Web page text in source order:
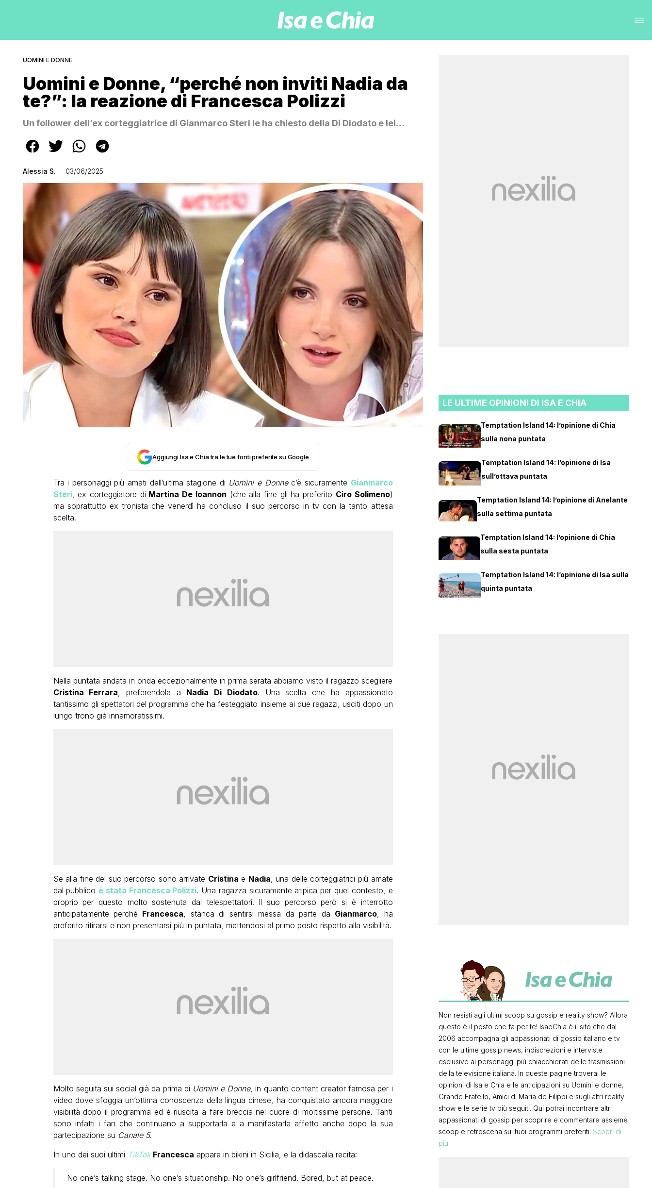
UOMINI E DONNE
Uomini e Donne, “perché non inviti Nadia da
te?”: la reazione di Francesca Polizzi
Un follower dell’ex corteggiatrice di Gianmarco Steri le ha chiesto della Di Diodato e lei…
Alessia S. 03/06/2025
Aggiungi Isa e Chia tra le tue fonti preferite su Google
Tra i personaggi più amati dell’ultima stagione di Uomini e Donnec’è sicuramente Gianmarco
Steri, ex corteggiatore di Martina De Ioannon (che alla fine gli ha preferito Ciro Solimeno)
ma soprattutto ex tronista che venerdì ha concluso il suo percorso in tv con la tanto attesa
scelta.
Nella puntata andata in onda eccezionalmente in prima serata abbiamo visto il ragazzo scegliere
Cristina Ferrara, preferendola a Nadia Di Diodato. Una scelta che ha appassionato
tantissimo gli spettatori del programma che ha festeggiato insieme ai due ragazzi, usciti dopo un
lungo trono già innamoratissimi.
Se alla fine del suo percorso sono arrivate Cristina e Nadia, una delle corteggiatrici più amate
dal pubblico è stata Francesca Polizzi. Una ragazza sicuramente atipica per quel contesto, e
proprio per questo molto sostenuta dai telespettatori. Il suo percorso però si è interrotto
anticipatamente perché Francesca, stanca di sentirsi messa da parte da Gianmarco, ha
preferito ritirarsi e non presentarsi più in puntata, mettendosi al primo posto rispetto alla visibilità.
Molto seguita sui social già da prima di Uomini e Donne, in quanto content creator famosa per i
video dove sfoggia un’ottima conoscenza della lingua cinese, ha conquistato ancora maggiore
visibilità dopo il programma ed è riuscita a fare breccia nel cuore di moltissime persone. Tanti
sono infatti i fan che continuano a supportarla e a manifestarle affetto anche dopo la sua
partecipazione su Canale 5.
In uno dei suoi ultimi TikTok Francesca appare in bikini in Sicilia, e la didascalia recita:
No one’s talking stage. No one’s situationship. No one’s girlfriend. Bored, but at peace.
LE ULTIME OPINIONI DI ISA E CHIA
Temptation Island 14: l’opinione di Chia
sulla nona puntata
Temptation Island 14: l’opinione di Isa
sull’ottava puntata
Temptation Island 14: l’opinione di Anelante
sulla settima puntata
Temptation Island 14: l’opinione di Chia
sulla sesta puntata
Temptation Island 14: l’opinione di Isa sulla
quinta puntata
Non resisti agli ultimi scoop su gossip e reality show? Allora
questo è il posto che fa per te! IsaeChia è il sito che dal
2006 accompagna gli appassionati di gossip italiano e tv
con le ultime gossip news, indiscrezioni e interviste
esclusive ai personaggi più chiacchierati delle trasmissioni
della televisione italiana. In queste pagine troverai le
opinioni di Isa e Chia e le anticipazioni su Uomini e donne,
Grande Fratello, Amici di Maria de Filippi e sugli altri reality
show e le serie tv più seguiti. Qui potrai incontrare altri
appassionati di gossip per scoprire e commentare assieme
scoop e retroscena sui tuoi programmi preferiti. Scopri di
più!